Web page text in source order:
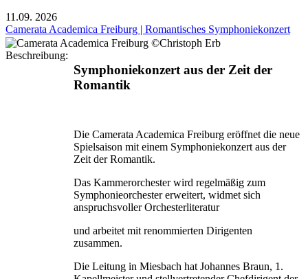
11.09. 2026
Camerata Academica Freiburg | Romantisches Symphoniekonzert
Beschreibung:
Symphoniekonzert aus der Zeit der
Romantik
Die Camerata Academica Freiburg eröffnet die neue
Spielsaison mit einem Symphoniekonzert aus der
Zeit der Romantik.
Das Kammerorchester wird regelmäßig zum
Symphonieorchester erweitert, widmet sich
anspruchs­voller Orchesterliteratur
und arbeitet mit renommierten Dirigenten
zusammen.
Die Leitung in Miesbach hat Johannes Braun, 1.